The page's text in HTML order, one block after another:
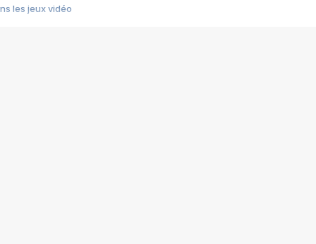
les jeux vidéo